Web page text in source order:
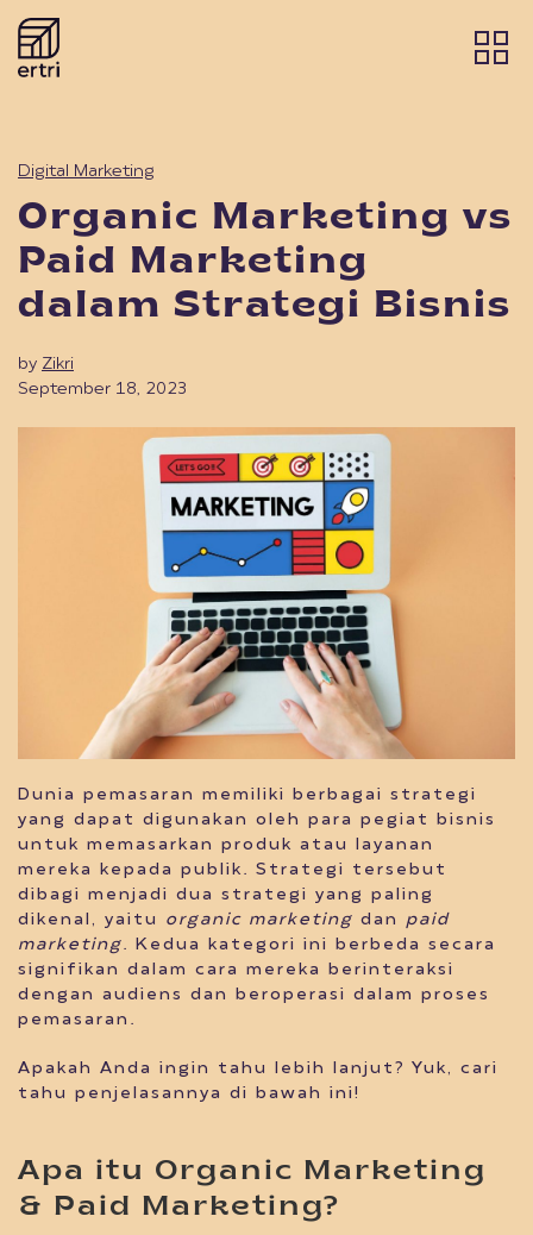
Digital Marketing
Organic Marketing vs
Paid Marketing
dalam Strategi Bisnis
by Zikri
September 18, 2023
Dunia pemasaran memiliki berbagai strategi
yang dapat digunakan oleh para pegiat bisnis
untuk memasarkan produk atau layanan
mereka kepada publik. Strategi tersebut
dibagi menjadi dua strategi yang paling
dikenal, yaitu organic marketing dan paid
marketing. Kedua kategori ini berbeda secara
signifikan dalam cara mereka berinteraksi
dengan audiens dan beroperasi dalam proses
pemasaran.
Apakah Anda ingin tahu lebih lanjut? Yuk, cari
tahu penjelasannya di bawah ini!
Apa itu Organic Marketing
& Paid Marketing?